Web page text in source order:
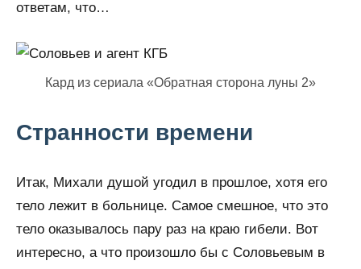
ответам, что…
Кард из сериала «Обратная сторона луны 2»
Странности времени
Итак, Михали душой угодил в прошлое, хотя его
тело лежит в больнице. Самое смешное, что это
тело оказывалось пару раз на краю гибели. Вот
интересно, а что произошло бы с Соловьевым в